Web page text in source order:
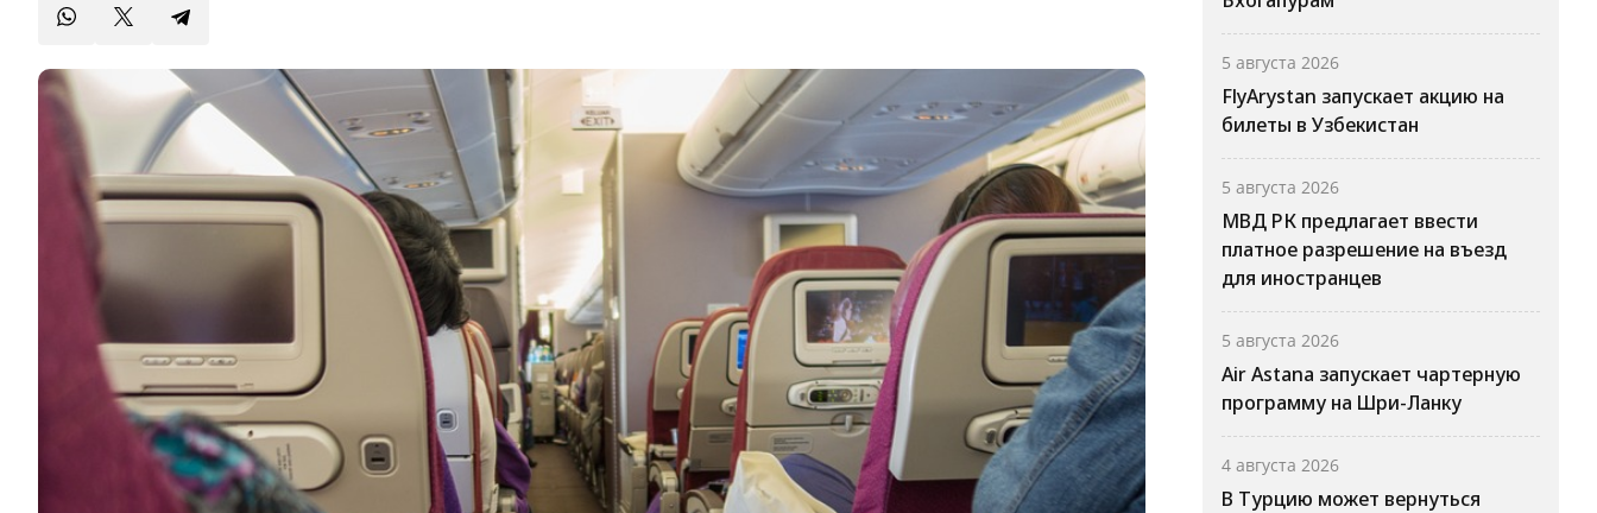
5 августа 2026
FlyArystan запускает акцию на
билеты в Узбекистан
5 августа 2026
МВД РК предлагает ввести
платное разрешение на въезд
для иностранцев
5 августа 2026
Air Astana запускает чартерную
программу на Шри-Ланку
4 августа 2026
В Турцию может вернуться